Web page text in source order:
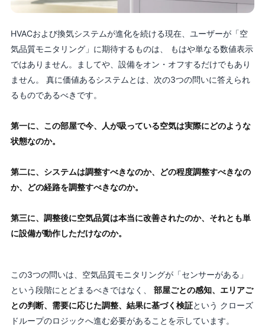
HVACおよび換気システムが進化を続ける現在、ユーザーが「空
気品質モニタリング」に期待するものは、 もはや単なる数値表示
ではありません。ましてや、設備をオン・オフするだけでもあり
ません。 真に価値あるシステムとは、次の3つの問いに答えられ
るものであるべきです。
第一に、この部屋で今、人が吸っている空気は実際にどのような
状態なのか。
第二に、システムは調整すべきなのか、どの程度調整すべきなの
か、どの経路を調整すべきなのか。
第三に、調整後に空気品質は本当に改善されたのか、それとも単
に設備が動作しただけなのか。
この3つの問いは、空気品質モニタリングが「センサーがある」
という段階にとどまるべきではなく、 部屋ごとの感知、エリアご
との判断、需要に応じた調整、結果に基づく検証という クローズ
ドループのロジックへ進む必要があることを示しています。